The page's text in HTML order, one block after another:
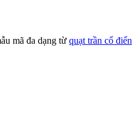
mã đa dạng từ quạt trần cổ điển